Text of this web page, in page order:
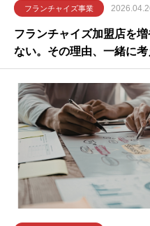
フランチャイズ事業
フランチャイズ加盟店を
ない。その理由、一緒に考